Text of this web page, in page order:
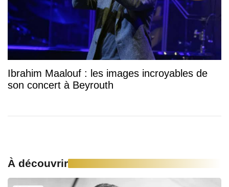
Ibrahim Maalouf : les images incroyables de
son concert à Beyrouth
À découvrir